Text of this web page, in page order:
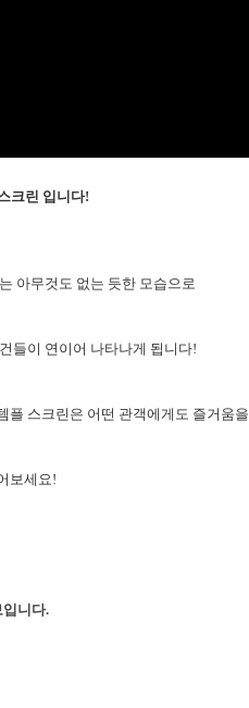
크린 입니다!
아무것도 없는 듯한 모습으로
들이 연이어 나타나게 됩니다!
스크린은 어떤 관객에게도 즐거움
보세요!
니다.